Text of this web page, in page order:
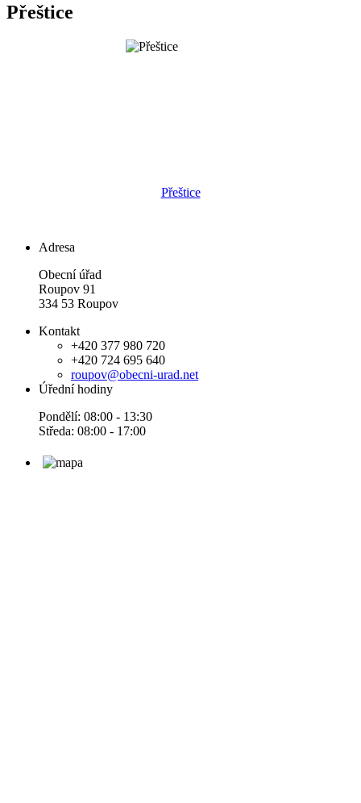
Přeštice
Přeštice
Adresa
Obecní úřad
Roupov 91
334 53 Roupov
Kontakt
+420 377 980 720
+420 724 695 640
roupov@obecni-urad.net
Úřední hodiny
Pondělí: 08:00 - 13:30
Středa: 08:00 - 17:00